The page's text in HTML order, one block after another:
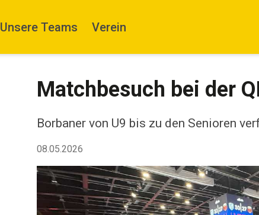
Unsere Teams Verein
Matchbesuch bei der
Borbaner von U9 bis zu den Senioren
08.05.2026